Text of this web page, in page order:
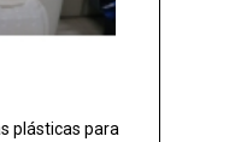
plásticas para